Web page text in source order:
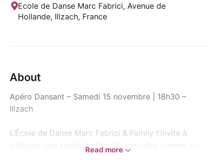
Ecole de Danse Marc Fabrici, Avenue de
Hollande, Illzach, France
About
Apéro Dansant – Samedi 15 novembre | 18h30 –
Illzach
L’École de Danse Marc Fabrici & Family t’invite à
partager une soirée festive et conviviale comme on
Read more